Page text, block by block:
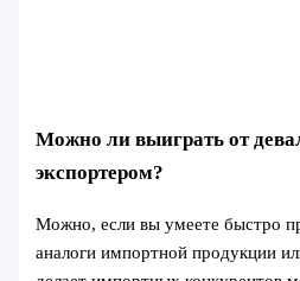
Можно ли выиграть от
экспортером?
Можно, если вы умеете быстро
аналоги импортной продукции